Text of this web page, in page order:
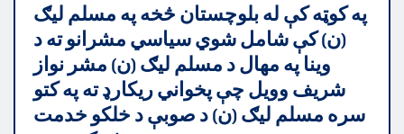
په کوټه کې له بلوچستان څخه په مسلم ليګ
(ن) کې شامل شوي سياسي مشرانو ته د
وينا په مهال د مسلم ليګ (ن) مشر نواز
شريف وويل چې پخواني ريکارډ ته په کتو
سره مسلم ليګ (ن) د صوبې د خلکو خدمت